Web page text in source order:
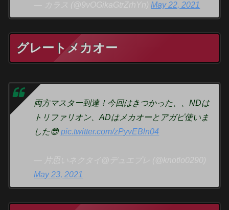
— カラス (@9vOGikaGtrZrhYn)May 22, 2021
グレートメカオー
両方マスター到達！今回はきつかった、、NDは
トリファリオン、ADはメカオーとアガピ使いま
した😎pic.twitter.com/zPyvEBln04
— 片思いネクタイ@デュエプレ (@knotlo0290)
May 23, 2021